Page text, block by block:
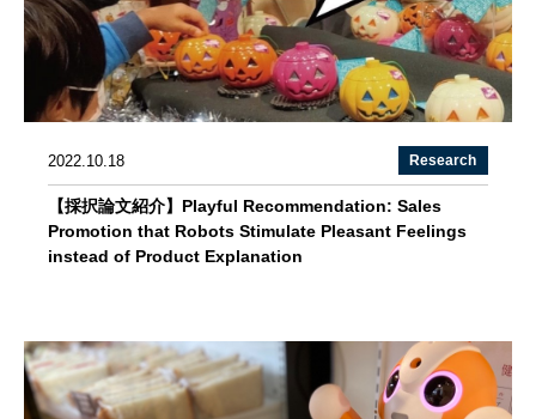
2022.10.18 Research
【採択論文紹介】Playful Recommendation: Sales
Promotion that Robots Stimulate Pleasant Feelings
instead of Product Explanation